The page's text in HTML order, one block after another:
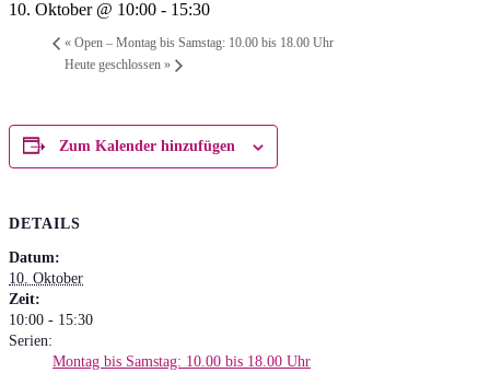
10. Oktober @ 10:00 - 15:30
« Open – Montag bis Samstag: 10.00 bis 18.00 Uhr
Heute geschlossen »
Zum Kalender hinzufügen
DETAILS
Datum:
10. Oktober
Zeit:
10:00 - 15:30
Serien:
Montag bis Samstag: 10.00 bis 18.00 Uhr